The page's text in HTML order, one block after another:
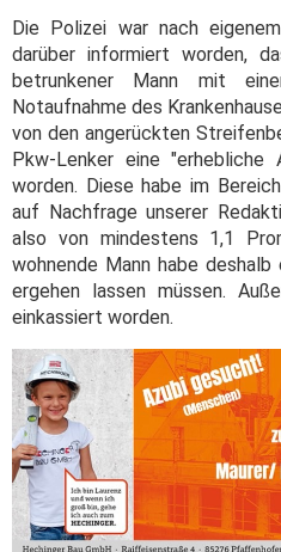
Die Polizei war nach
darüber informiert worden,
betrunkener Mann mit
Notaufnahme des
von den angerückten
Pkw-Lenker eine "erhebliche
worden. Diese habe im
auf Nachfrage unserer
also von mindestens 1,1
wohnende Mann habe
ergehen lassen müssen.
einkassiert worden.